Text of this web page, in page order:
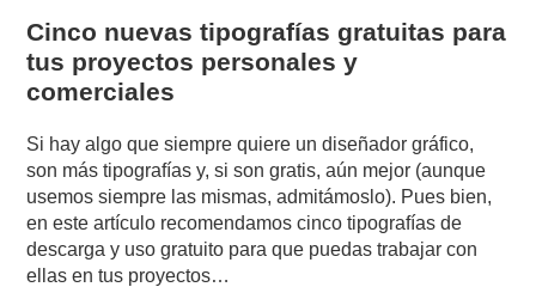
Cinco nuevas tipografías gratuitas para
tus proyectos personales y
comerciales
Si hay algo que siempre quiere un diseñador gráfico,
son más tipografías y, si son gratis, aún mejor (aunque
usemos siempre las mismas, admitámoslo). Pues bien,
en este artículo recomendamos cinco tipografías de
descarga y uso gratuito para que puedas trabajar con
ellas en tus proyectos…